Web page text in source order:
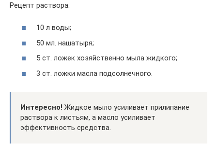
Рецепт раствора:
10 л воды;
50 мл. нашатыря;
5 ст. ложек хозяйственно мыла жидкого;
3 ст. ложки масла подсолнечного.
Интересно! Жидкое мыло усиливает прилипание
раствора к листьям, а масло усиливает
эффективность средства.